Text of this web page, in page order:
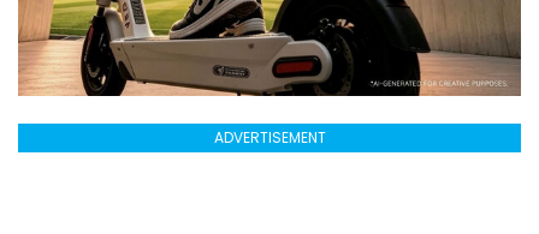
ADVERTISEMENT